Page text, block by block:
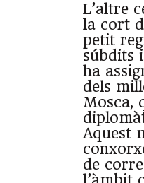
L’altre
la cort
petit
súbdits
ha
dels
Mosca,
Aquest
de